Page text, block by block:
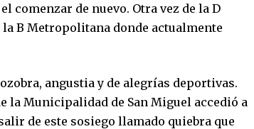
comenzar de nuevo. Otra vez de la D
la B Metropolitana donde actualmente
angustia y de alegrías deportivas.
la Municipalidad de San Miguel accedió a
de este sosiego llamado quiebra que